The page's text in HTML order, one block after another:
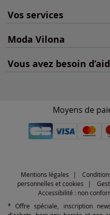
Vos services
Moda Vilona
Vous avez besoin
Moyens de
Mentions légales
personnelles et cookies
Accessibilité : non
* Offre spéciale, inscription